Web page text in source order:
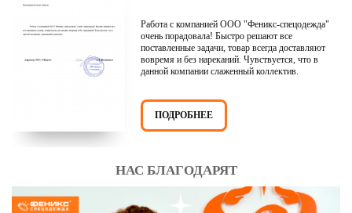
Работа с компанией ООО "Феникс-спецодежда"
очень порадовала! Быстро решают все
поставленные задачи, товар всегда доставляют
вовремя и без нареканий. Чувствуется, что в
данной компании слаженный коллектив.
ПОДРОБНЕЕ
НАС БЛАГОДАРЯТ